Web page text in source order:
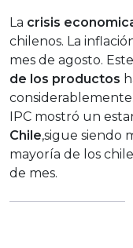
La crisis
chilenos. La
mes de agosto.
de los productos
IPC mostró un
Chile,sigue siendo
mayoría de los
de mes.